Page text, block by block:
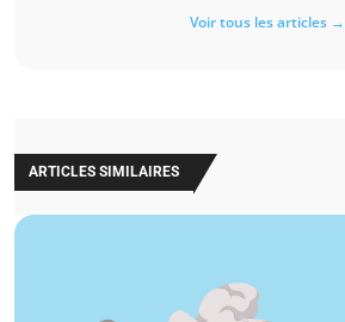
Voir tous les articles →
ARTICLES SIMILAIRES